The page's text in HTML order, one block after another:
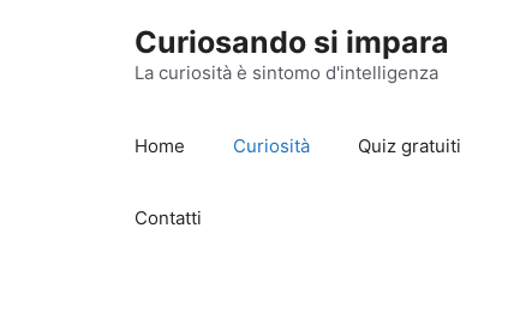
Curiosando si impara
La curiosità è sintomo d'intelligenza
Home Curiosità Quiz gratuiti
Contatti